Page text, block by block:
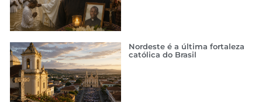
Nordeste é a última fortaleza
católica do Brasil